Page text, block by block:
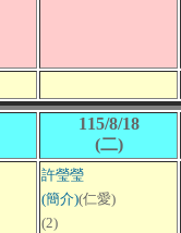
115/8/18
(二)
許瑩瑩
(簡介)(仁愛)
(2)